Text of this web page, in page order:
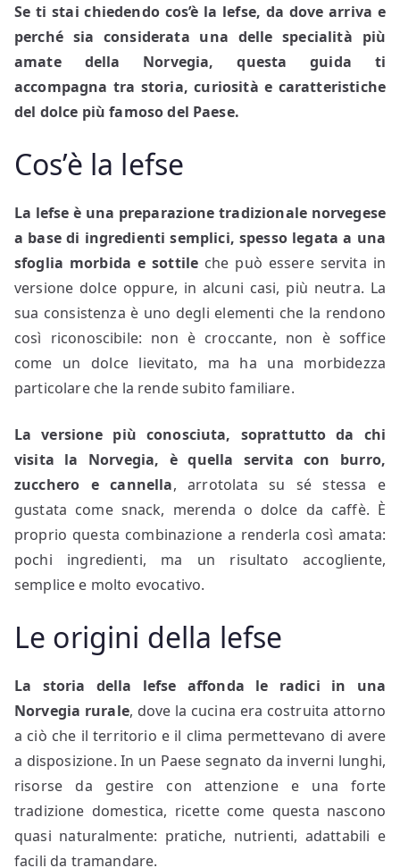
Se ti stai chiedendo cos’è la lefse, da dove arriva e
perché sia considerata una delle specialità più
amate della Norvegia, questa guida ti
accompagna tra storia, curiosità e caratteristiche
del dolce più famoso del Paese.
Cos’è la lefse
La lefse è una preparazione tradizionale norvegese
a base di ingredienti semplici, spesso legata a una
sfoglia morbida e sottile che può essere servita in
versione dolce oppure, in alcuni casi, più neutra. La
sua consistenza è uno degli elementi che la rendono
così riconoscibile: non è croccante, non è soffice
come un dolce lievitato, ma ha una morbidezza
particolare che la rende subito familiare.
La versione più conosciuta, soprattutto da chi
visita la Norvegia, è quella servita con
burro,
zucchero e cannella, arrotolata su sé stessa e
gustata come snack, merenda o dolce da caffè. È
proprio questa combinazione a renderla così amata:
pochi ingredienti, ma un risultato accogliente,
semplice e molto evocativo.
Le origini della lefse
La storia della lefse affonda le radici in una
Norvegia rurale, dove la cucina era costruita attorno
a ciò che il territorio e il clima permettevano di avere
a disposizione. In un Paese segnato da inverni lunghi,
risorse da gestire con attenzione e una forte
tradizione domestica, ricette come questa nascono
quasi naturalmente: pratiche, nutrienti, adattabili e
facili da tramandare.